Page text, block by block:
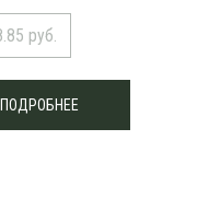
руб.
ПОДРОБНЕЕ